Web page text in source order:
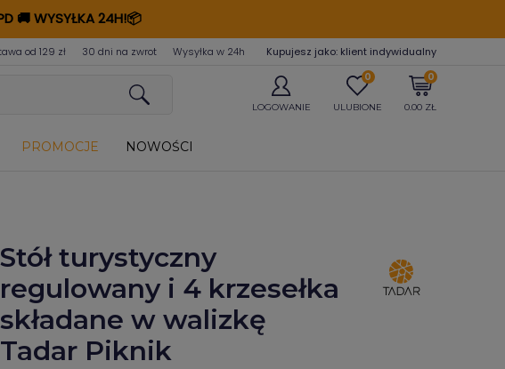
🚚WYSYŁKA 24H!📦
od 129 zł 30 dni na zwrot Wysyłka w 24h Kupujesz jako: klient indywidualny
LOGOWANIE
0
ULUBIONE
0
0.00 ZŁ
PROMOCJE NOWOŚCI
Stół turystyczny
regulowany i 4 krzesełka
składane w walizkę
Tadar Piknik